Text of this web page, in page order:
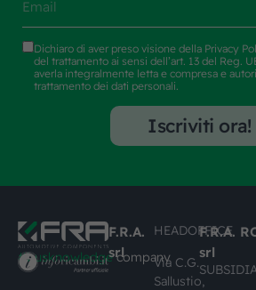
Dichiaro di aver preso visione della Privacy
del trattamento ai sensi dell’art. 13 del Reg.
averla integralmente letta e compresa e
trattamento dei dati personali.
Iscriviti ora!
#busknowledgecompany
F.R.A.
srl
HEADOFFICE
Via C.G.
Sallustio,
F.R.A.
srl